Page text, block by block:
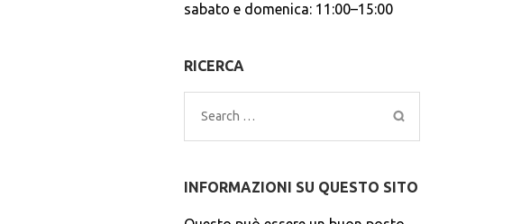
sabato e domenica: 11:00–15:00
RICERCA
Search
for:
INFORMAZIONI SU QUESTO SITO